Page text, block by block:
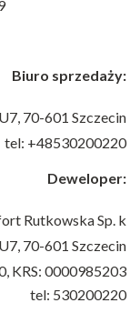
Biuro sprzedaży:
70-601 Szczecin
tel: +48530200220
Deweloper:
Rutkowska Sp. k
70-601 Szczecin
KRS: 0000985203
tel: 530200220